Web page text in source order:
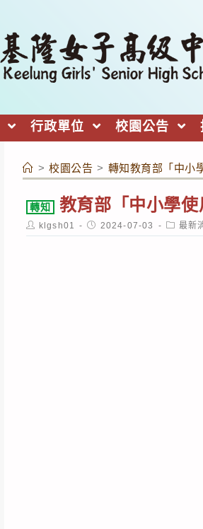
行政單位 校園公告
> 校園公告 > 轉知教育部「中小
轉知 教育部「中小學
Post
author:
klgsh01
Post
published:
2024-07-03
Post最新